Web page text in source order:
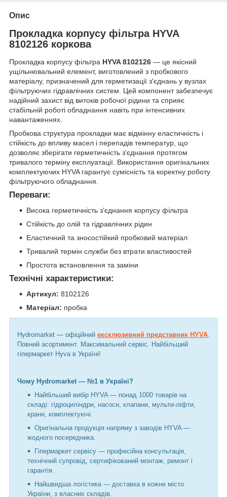
Опис
Прокладка корпусу фільтра HYVA
8102126 коркова
Прокладка корпусу фільтра HYVA 8102126 — це якісний
ущільнювальний елемент, виготовлений з пробкового
матеріалу, призначений для герметизації з'єднань у вузлах
фільтруючих гідравлічних систем. Цей компонент забезпечує
надійний захист від витоків робочої рідини та сприяє
стабільній роботі обладнання навіть при інтенсивних
навантаженнях.
Пробкова структура прокладки має відмінну еластичність і
стійкість до впливу масел і перепадів температур, що
дозволяє зберігати герметичність з'єднання протягом
тривалого терміну експлуатації. Використання оригінальних
комплектуючих HYVA гарантує сумісність та коректну роботу
фільтруючого обладнання.
Переваги:
Висока герметичність з'єднання корпусу фільтра
Стійкість до олій та гідравлічних рідин
Еластичний та зносостійкий пробковий матеріал
Тривалий термін служби без втрати властивостей
Простота встановлення та заміни
Технічні характеристики:
Артикул: 8102126
Матеріал: пробка
Hydromarket — офіційний ексклюзивний представник HYVA
Повний асортимент. Максимальний сервіс. Найбільший
гіпермаркет Hyva в Україні!
Чому Hydromarket — №1 в Україні?
Найбільший вибір HYVA — понад 1000 товарів на
складі: гідроциліндри, насоси, клапани, мульти-ліфти,
крани, комплектуючі.
Оригінальна продукція напряму з заводів HYVA —
жодного посередника.
Гіпермаркет сервісу — професійна консультація,
технічний супровід, сертифікований монтаж, ремонт і
гарантія.
Найшвидша логістика — доставка в кожне місто
України, з власних складів.